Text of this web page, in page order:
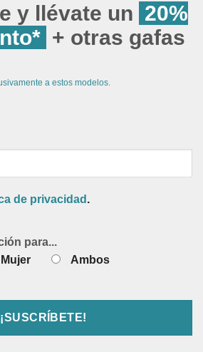
y llévate un 20%
+ otras gafas
a estos modelos.
de privacidad .
para...
Mujer Ambos